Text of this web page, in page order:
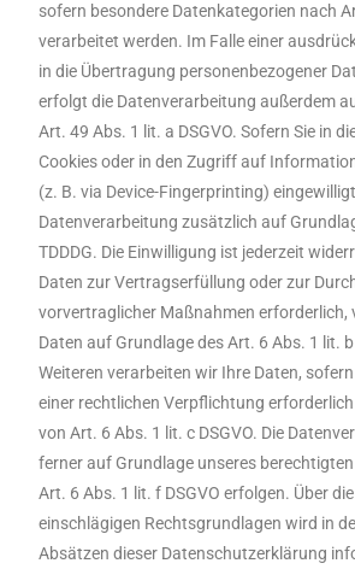
sofern besondere Datenkategorien nach
verarbeitet werden. Im Falle einer
in die Übertragung personenbezogener
erfolgt die Datenverarbeitung außerdem
Art. 49 Abs. 1 lit. a DSGVO. Sofern Sie in
Cookies oder in den Zugriff auf
(z. B. via Device-Fingerprinting)
Datenverarbeitung zusätzlich auf
TDDDG. Die Einwilligung ist jederzeit
Daten zur Vertragserfüllung oder zur
vorvertraglicher Maßnahmen erforderlich,
Daten auf Grundlage des Art. 6 Abs. 1 lit. b
Weiteren verarbeiten wir Ihre Daten,
einer rechtlichen Verpflichtung
von Art. 6 Abs. 1 lit. c DSGVO. Die
ferner auf Grundlage unseres
Art. 6 Abs. 1 lit. f DSGVO erfolgen. Über die
einschlägigen Rechtsgrundlagen wird in
Absätzen dieser Datenschutzerklärung